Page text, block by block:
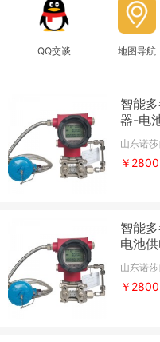
QQ交谈 地图导航
智能
器-电
山东诺
￥
智能
电池
山东诺
￥